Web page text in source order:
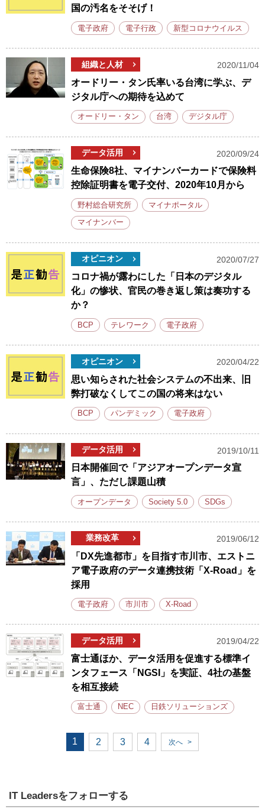
国の汚名をそそげ！
電子政府 電子行政 新型コロナウイルス
組織と人材 2020/11/04
オードリー・タン氏率いる台湾に学ぶ、デ
ジタル庁への期待を込めて
オードリー・タン 台湾 デジタル庁
データ活用 2020/09/24
生命保険8社、マイナンバーカードで保険料
控除証明書を電子交付、2020年10月から
野村総合研究所 マイナポータル
マイナンバー
オピニオン 2020/07/27
コロナ禍が露わにした「日本のデジタル
化」の惨状、官民の巻き返し策は奏功する
か？
BCP テレワーク 電子政府
オピニオン 2020/04/22
思い知らされた社会システムの不出来、旧
弊打破なくしてこの国の将来はない
BCP パンデミック 電子政府
データ活用 2019/10/11
日本開催回で「アジアオープンデータ宣
言」、ただし課題山積
オープンデータ Society 5.0 SDGs
業務改革 2019/06/12
「DX先進都市」を目指す市川市、エストニ
ア電子政府のデータ連携技術「X-Road」を
採用
電子政府 市川市 X-Road
データ活用 2019/04/22
富士通ほか、データ活用を促進する標準イ
ンタフェース「NGSI」を実証、4社の基盤
を相互接続
富士通 NEC 日鉄ソリューションズ
1 2 3 4 次へ >
IT Leadersをフォローする